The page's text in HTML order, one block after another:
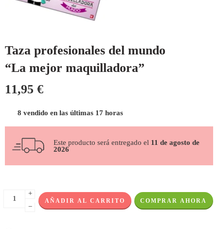
Taza profesionales del mundo
“La mejor maquilladora”
11,95 €
8 vendido en las últimas 17 horas
Este producto será entregado el 11 de agosto de
2026
+
−
AÑADIR AL CARRITO COMPRAR AHORA